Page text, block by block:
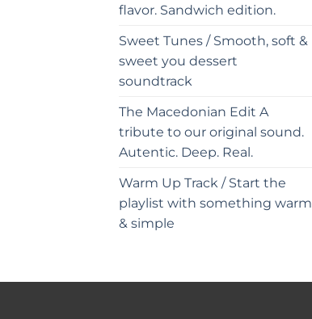
flavor. Sandwich edition.
Sweet Tunes / Smooth, soft &
sweet you dessert
soundtrack
The Macedonian Edit A
tribute to our original sound.
Autentic. Deep. Real.
Warm Up Track / Start the
playlist with something warm
& simple